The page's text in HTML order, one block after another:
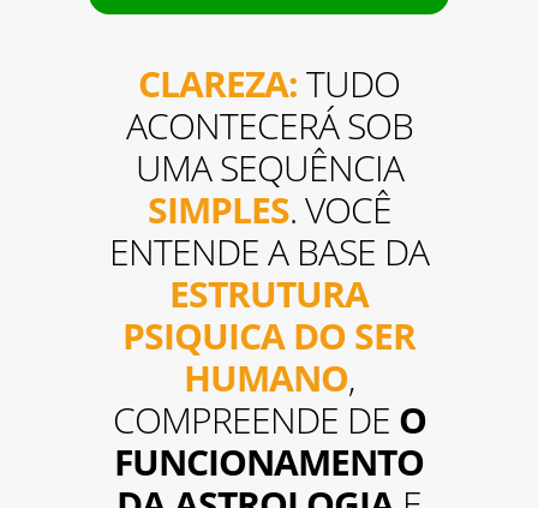
CLAREZA:TUDO
ACONTECERÁ SOB
UMA SEQUÊNCIA
SIMPLES. VOCÊ
ENTENDE A BASE DA
ESTRUTURA
PSIQUICA DO SER
HUMANO,
COMPREENDE DE O
FUNCIONAMENTO